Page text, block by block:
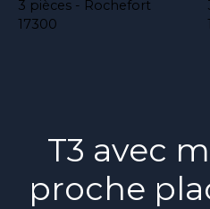
T3 avec
proche